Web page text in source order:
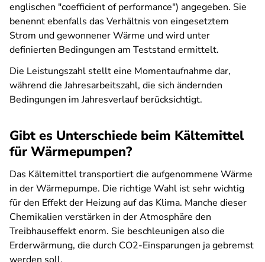
englischen "coefficient of performance") angegeben. Sie
benennt ebenfalls das Verhältnis von eingesetztem
Strom und gewonnener Wärme und wird unter
definierten Bedingungen am Teststand ermittelt.
Die Leistungszahl stellt eine Momentaufnahme dar,
während die Jahresarbeitszahl, die sich ändernden
Bedingungen im Jahresverlauf berücksichtigt.
Gibt es Unterschiede beim Kältemittel
für Wärmepumpen?
Das Kältemittel transportiert die aufgenommene Wärme
in der Wärmepumpe. Die richtige Wahl ist sehr wichtig
für den Effekt der Heizung auf das Klima. Manche dieser
Chemikalien verstärken in der Atmosphäre den
Treibhauseffekt enorm. Sie beschleunigen also die
Erderwärmung, die durch CO2-Einsparungen ja gebremst